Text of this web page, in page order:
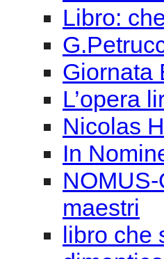
Libro:
Giornata
L’opera
Nicolas
In
maestri
libro che